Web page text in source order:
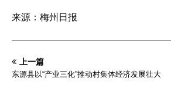
来源：梅州日报
上一篇
东源县以“产业三化”推动村集体经济发展壮大